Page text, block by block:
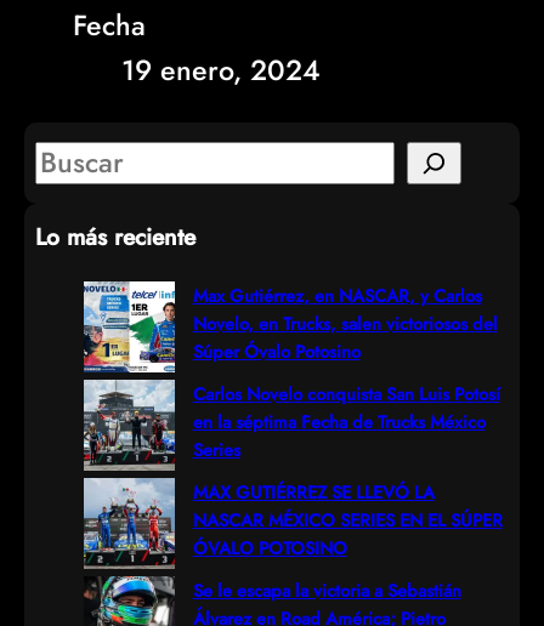
Fecha
19 enero, 2024
S
a
Lo más reciente
Max Gutiérrez, en NASCAR, y Carlos
Novelo, en Trucks, salen victoriosos del
Súper Óvalo Potosino
Carlos Novelo conquista San Luis Potosí
en la séptima Fecha de Trucks México
Series
MAX GUTIÉRREZ SE LLEVÓ LA
NASCAR MÉXICO SERIES EN EL SÚPER
ÓVALO POTOSINO
Se le escapa la victoria a Sebastián
Álvarez en Road América; Pietro